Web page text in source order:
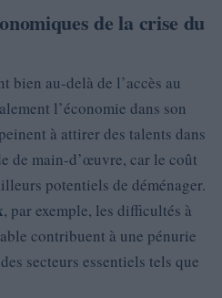
de la crise du
bien au-delà de l’accès au
l’économie dans son
à attirer des talents dans
de main-d’œuvre, car le coût
potentiels de déménager.
, par exemple, les difficultés à
contribuent à une pénurie
secteurs essentiels tels que